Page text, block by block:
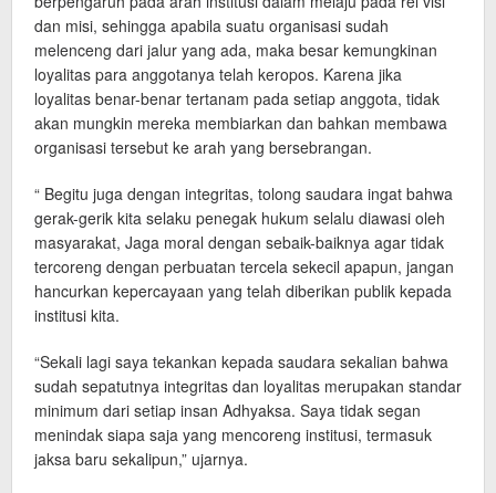
dan misi, sehingga apabila suatu organisasi sudah
melenceng dari jalur yang ada, maka besar kemungkinan
loyalitas para anggotanya telah keropos. Karena jika
loyalitas benar-benar tertanam pada setiap anggota, tidak
akan mungkin mereka membiarkan dan bahkan membawa
organisasi tersebut ke arah yang bersebrangan.
“ Begitu juga dengan integritas, tolong saudara ingat bahwa
gerak-gerik kita selaku penegak hukum selalu diawasi oleh
masyarakat, Jaga moral dengan sebaik-baiknya agar tidak
tercoreng dengan perbuatan tercela sekecil apapun, jangan
hancurkan kepercayaan yang telah diberikan publik kepada
institusi kita.
“Sekali lagi saya tekankan kepada saudara sekalian bahwa
sudah sepatutnya integritas dan loyalitas merupakan standar
minimum dari setiap insan Adhyaksa. Saya tidak segan
menindak siapa saja yang mencoreng institusi, termasuk
jaksa baru sekalipun,” ujarnya.